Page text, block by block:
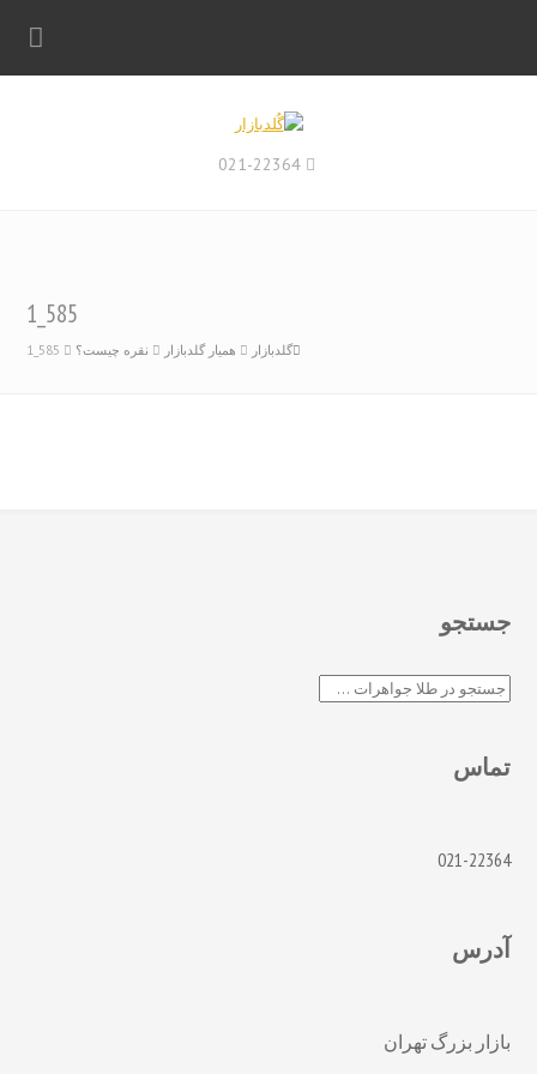
585_1
گلدبازار همیار گلدبازار نقره چیست؟ 585_1
جستجو
جستجو
تماس
021-22364
آدرس
بازار بزرگ تهران